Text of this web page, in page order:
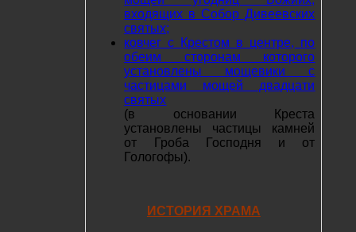
входящих в Собор Дивеевских
святых;
ковчег с Крестом в центре, по
обеим сторонам которого
установлены мощевики с
частицами мощей двадцати
святых
(в основании Креста
установлены частицы камней
от Гроба Господня и от
Гологофы).
ИСТОРИЯ ХРАМА